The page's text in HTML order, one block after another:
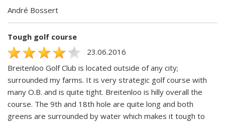
André Bossert
Tough golf course
23.06.2016
Breitenloo Golf Club is located outside of any city;
surrounded my farms. It is very strategic golf course with
many O.B. and is quite tight. Breitenloo is hilly overall the
course. The 9th and 18th hole are quite long and both
greens are surrounded by water which makes it tough to